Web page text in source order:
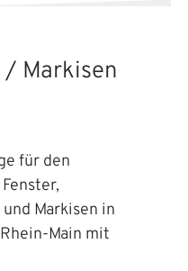
/ Markisen
für den
Markisen in
Main mit